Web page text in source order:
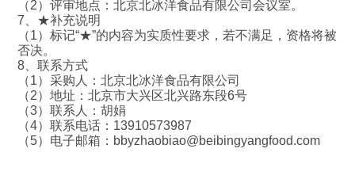
（2）评审地点：北京北冰洋食品有限公司会议室。
7、★补充说明
（1）标记“★”的内容为实质性要求，若不满足，资格将被
否决。
8、联系方式
（1）采购人：北京北冰洋食品有限公司
（2）地址：北京市大兴区北兴路东段6号
（3）联系人：胡娟
（4）联系电话：13910573987
（5）电子邮箱：bbyzhaobiao@beibingyangfood.com